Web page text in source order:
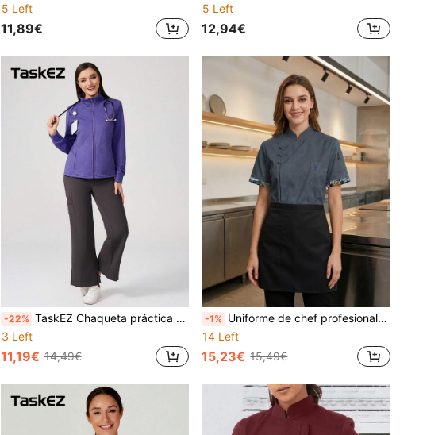
5 Left
11,89€
5 Left
12,94€
-22% TaskEZ Chaqueta práctica de trabajo de mujer con cremallera frontal, bolsillos inclinados y acolchado de color liso
3 Left
11,19€ 14,49€
-1% Uniforme de chef profesional gris para mujer, diseño clásico de cuello alto, tela tejida, ajuste regular, ropa de trabajo práctica para otoño
14 Left
15,23€ 15,49€